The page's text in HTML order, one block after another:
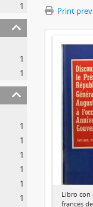
1
1
1
1
1
1
1
1
1
Print
Libro con
francés